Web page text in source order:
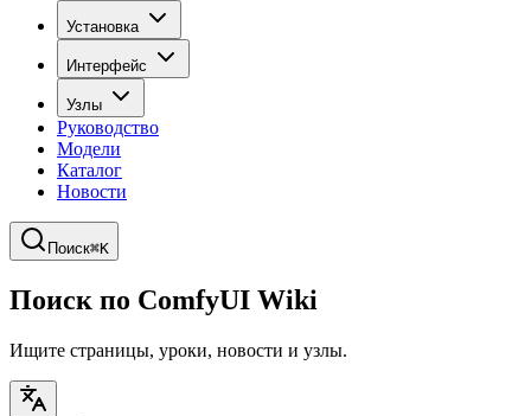
Установка
Интерфейс
Узлы
Руководство
Модели
Каталог
Новости
Поиск⌘K
Поиск по ComfyUI Wiki
Ищите страницы, уроки, новости и узлы.